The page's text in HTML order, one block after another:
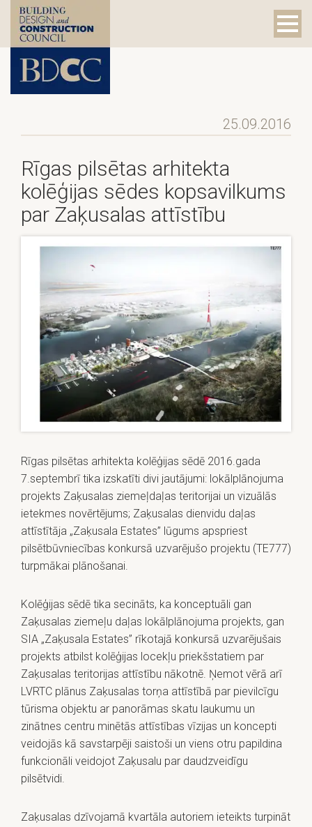
25.09.2016
Rīgas pilsētas arhitekta
kolēģijas sēdes kopsavilkums
par Zaķusalas attīstību
Rīgas pilsētas arhitekta kolēģijas sēdē 2016.gada
7.septembrī tika izskatīti divi jautājumi: lokālplānojuma
projekts Zaķusalas ziemeļdaļas teritorijai un vizuālās
ietekmes novērtējums; Zaķusalas dienvidu daļas
attīstītāja „Zaķusala Estates” lūgums apspriest
pilsētbūvniecības konkursā uzvarējušo projektu (TE777)
turpmākai plānošanai.
Kolēģijas sēdē tika secināts, ka konceptuāli gan
Zaķusalas ziemeļu daļas lokālplānojuma projekts, gan
SIA „Zaķusala Estates” rīkotajā konkursā uzvarējušais
projekts atbilst kolēģijas locekļu priekšstatiem par
Zaķusalas teritorijas attīstību nākotnē. Ņemot vērā arī
LVRTC plānus Zaķusalas torņa attīstībā par pievilcīgu
tūrisma objektu ar panorāmas skatu laukumu un
zinātnes centru minētās attīstības vīzijas un koncepti
veidojās kā savstarpēji saistoši un viens otru papildina
funkcionāli veidojot Zaķusalu par daudzveidīgu
pilsētvidi.
Zaķusalas dzīvojamā kvartāla autoriem ieteikts turpināt